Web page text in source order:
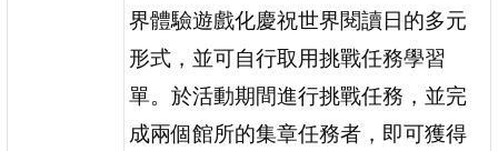
界體驗遊戲化慶祝世界閱讀日的多元
形式，並可自行取用挑戰任務學習
單。於活動期間進行挑戰任務，並完
成兩個館所的集章任務者，即可獲得